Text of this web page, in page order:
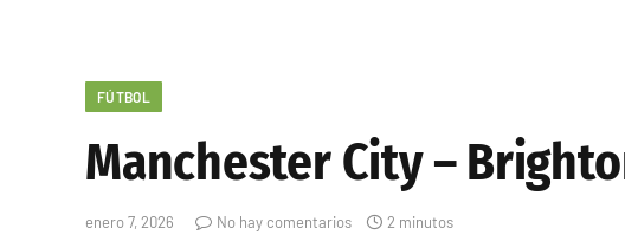
FÚTBOL
Manchester City –
enero 7, 2026 No hay comentarios 2 minutos